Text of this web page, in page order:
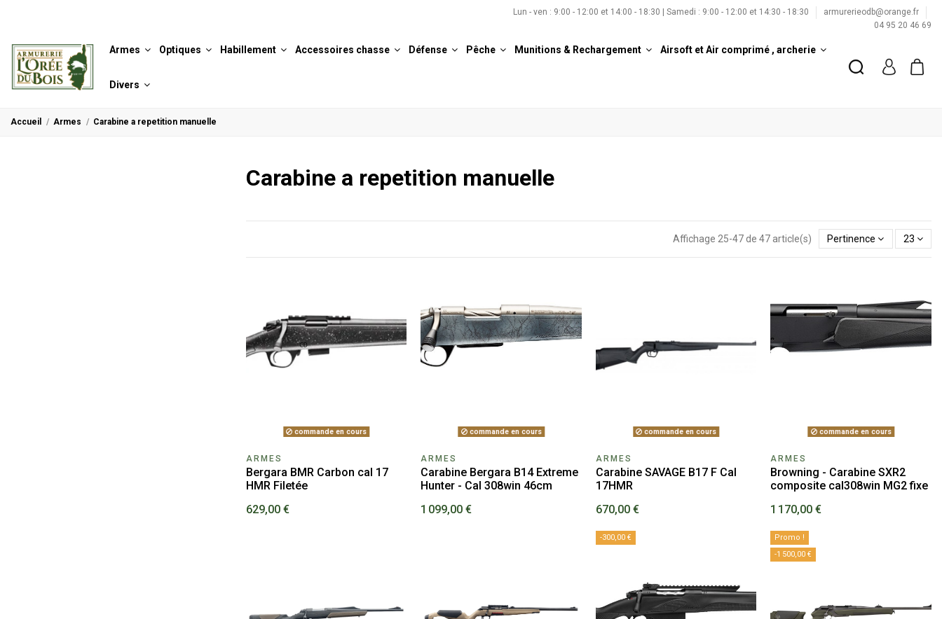
Lun - ven : 9:00 - 12:00 et 14:00 - 18:30 | Samedi : 9:00 - 12:00 et 14:30 - 18:30
armurerieodb@orange.fr
04 95 20 46 69
Armes Optiques Habillement Accessoires chasse Défense Pêche Munitions & Rechargement Airsoft et Air comprimé , archerie
Divers
Accueil Armes Carabine a repetition manuelle
Carabine a repetition manuelle
Affichage 25-47 de 47 article(s) Pertinence 23
commande en cours
ARMES
Bergara BMR Carbon cal 17
HMR Filetée
629,00 €
commande en cours
ARMES
Carabine Bergara B14 Extreme
Hunter - Cal 308win 46cm
1 099,00 €
commande en cours
ARMES
Carabine SAVAGE B17 F Cal
17HMR
670,00 €
commande en cours
ARMES
Browning - Carabine SXR2
composite cal308win MG2 fixe
1 170,00 €
-300,00 €
Promo !
-1 500,00 €